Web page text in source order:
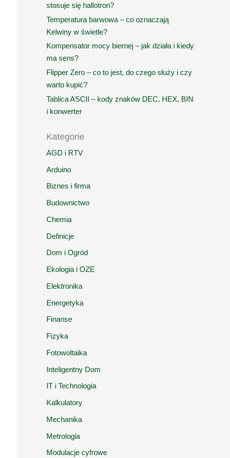
stosuje się hallotron?
Temperatura barwowa – co oznaczają
Kelwiny w świetle?
Kompensator mocy biernej – jak działa i kiedy
ma sens?
Flipper Zero – co to jest, do czego służy i czy
warto kupić?
Tablica ASCII – kody znaków DEC, HEX, BIN
i konwerter
Kategorie
AGD i RTV
Arduino
Biznes i firma
Budownictwo
Chemia
Definicje
Dom i Ogród
Ekologia i OZE
Elektronika
Energetyka
Finanse
Fizyka
Fotowoltaika
Inteligentny Dom
IT i Technologia
Kalkulatory
Mechanika
Metrologia
Modulacje cyfrowe